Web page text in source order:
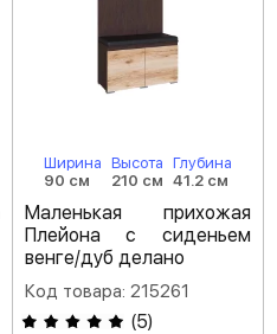
Ширина
90 см
Высота
210 см
Глубина
41.2 см
Маленькая прихожая
Плейона с сиденьем
венге/дуб делано
Код товара: 215261
(5)